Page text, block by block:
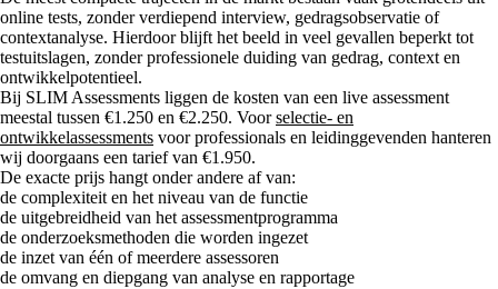
online tests, zonder verdiepend interview, gedragsobservatie of
contextanalyse. Hierdoor blijft het beeld in veel gevallen beperkt tot
testuitslagen, zonder professionele duiding van gedrag, context en
ontwikkelpotentieel.
Bij SLIM Assessments liggen de kosten van een live assessment
meestal tussen €1.250 en €2.250. Voorselectie- en
ontwikkelassessments voor professionals en leidinggevenden hanteren
wij doorgaans een tarief van €1.950.
De exacte prijs hangt onder andere af van:
de complexiteit en het niveau van de functie
de uitgebreidheid van het assessmentprogramma
de onderzoeksmethoden die worden ingezet
de inzet van één of meerdere assessoren
de omvang en diepgang van analyse en rapportage